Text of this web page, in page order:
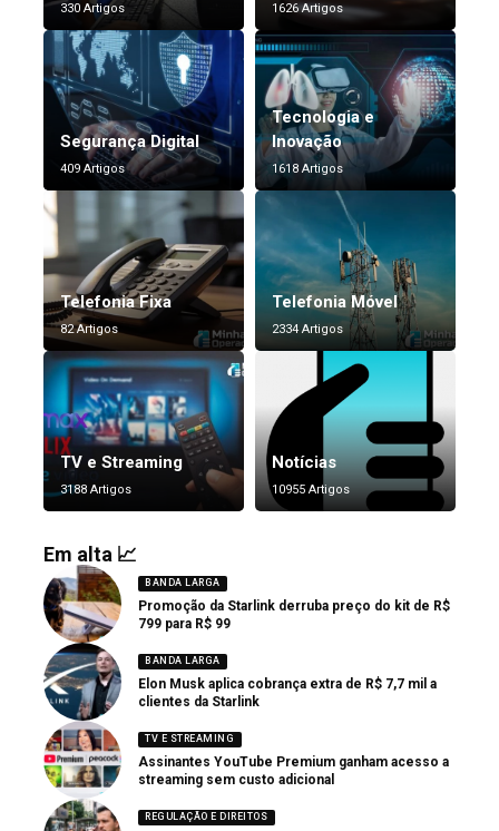
330 Artigos 1626 Artigos
Segurança Digital
409 Artigos
Tecnologia e
Inovação
1618 Artigos
Telefonia Fixa
82 Artigos
Telefonia Móvel
2334 Artigos
TV e Streaming
3188 Artigos
Notícias
10955 Artigos
Em alta 📈
BANDA LARGA
Promoção da Starlink derruba preço do kit de R$
799 para R$ 99
BANDA LARGA
Elon Musk aplica cobrança extra de R$ 7,7 mil a
clientes da Starlink
TV E STREAMING
Assinantes YouTube Premium ganham acesso a
streaming sem custo adicional
REGULAÇÃO E DIREITOS